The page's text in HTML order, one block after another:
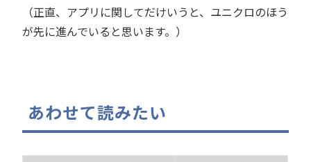
（正直、アプリに関してだけいうと、ユニクロのほう
が先に進んでいると思います。）
あわせて読みたい